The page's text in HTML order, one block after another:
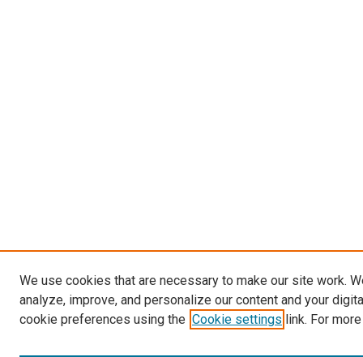
We use cookies that are necessary to make our site work.
analyze, improve, and personalize our content and your
cookie preferences using the Cookie settings link. For